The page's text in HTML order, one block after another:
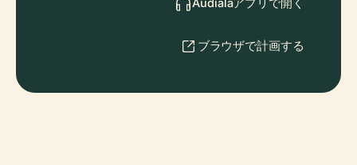
Audialaアプリで開く
ブラウザで計画する